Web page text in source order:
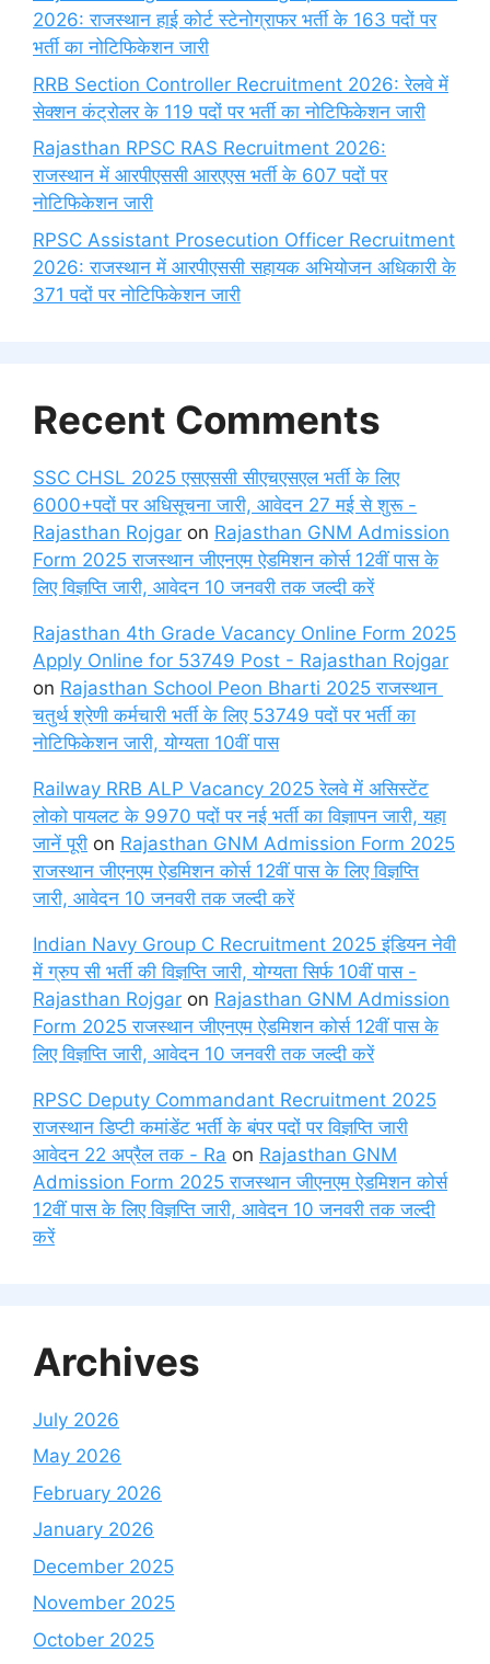
2026: राजस्थान हाई कोर्ट स्टेनोग्राफर भर्ती के 163 पदों पर
भर्ती का नोटिफिकेशन जारी
RRB Section Controller Recruitment 2026: रेलवे में
सेक्शन कंट्रोलर के 119 पदों पर भर्ती का नोटिफिकेशन जारी
Rajasthan RPSC RAS Recruitment 2026:
राजस्थान में आरपीएससी आरएएस भर्ती के 607 पदों पर
नोटिफिकेशन जारी
RPSC Assistant Prosecution Officer Recruitment
2026: राजस्थान में आरपीएससी सहायक अभियोजन अधिकारी के
371 पदों पर नोटिफिकेशन जारी
Recent Comments
SSC CHSL 2025 एसएससी सीएचएसएल भर्ती के लिए
6000+पदों पर अधिसूचना जारी, आवेदन 27 मई से शुरू -
Rajasthan Rojgar on Rajasthan GNM Admission
Form 2025 राजस्थान जीएनएम ऐडमिशन कोर्स 12वीं पास के
लिए विज्ञप्ति जारी, आवेदन 10 जनवरी तक जल्दी करें
Rajasthan 4th Grade Vacancy Online Form 2025
Apply Online for 53749 Post - Rajasthan Rojgar
on Rajasthan School Peon Bharti 2025 राजस्थान
चतुर्थ श्रेणी कर्मचारी भर्ती के लिए 53749 पदों पर भर्ती का
नोटिफिकेशन जारी, योग्यता 10वीं पास
Railway RRB ALP Vacancy 2025 रेलवे में असिस्टेंट
लोको पायलट के 9970 पदों पर नई भर्ती का विज्ञापन जारी, यहा
जानें पूरी on Rajasthan GNM Admission Form 2025
राजस्थान जीएनएम ऐडमिशन कोर्स 12वीं पास के लिए विज्ञप्ति
जारी, आवेदन 10 जनवरी तक जल्दी करें
Indian Navy Group C Recruitment 2025 इंडियन नेवी
में ग्रुप सी भर्ती की विज्ञप्ति जारी, योग्यता सिर्फ 10वीं पास -
Rajasthan Rojgar on Rajasthan GNM Admission
Form 2025 राजस्थान जीएनएम ऐडमिशन कोर्स 12वीं पास के
लिए विज्ञप्ति जारी, आवेदन 10 जनवरी तक जल्दी करें
RPSC Deputy Commandant Recruitment 2025
राजस्थान डिप्टी कमांडेंट भर्ती के बंपर पदों पर विज्ञप्ति जारी
आवेदन 22 अप्रैल तक - Ra on Rajasthan GNM
Admission Form 2025 राजस्थान जीएनएम ऐडमिशन कोर्स
12वीं पास के लिए विज्ञप्ति जारी, आवेदन 10 जनवरी तक जल्दी
करें
Archives
July 2026
May 2026
February 2026
January 2026
December 2025
November 2025
October 2025